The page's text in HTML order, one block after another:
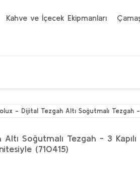
Kahve ve İçecek Ekipmanları
- Dijital Tezgah Altı Soğutmalı Tezgah
Soğutmalı Tezgah - 3 Kapılı
(710415)